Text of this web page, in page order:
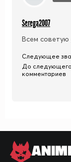
Serega2007
Всем
Следующее
До следующего
комментариев